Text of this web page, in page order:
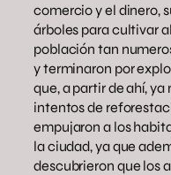
comercio y el dinero,
árboles para cultivar
población tan
y terminaron por
que, a partir de ahí,
intentos de
empujaron a los
la ciudad, ya que
descubrieron que los